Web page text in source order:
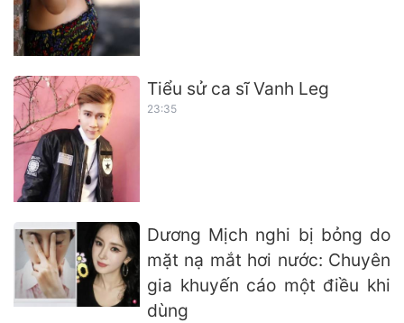
Tiểu sử ca sĩ Vanh Leg
23:35
Dương Mịch nghi bị bỏng do
mặt nạ mắt hơi nước: Chuyên
gia khuyến cáo một điều khi
dùng